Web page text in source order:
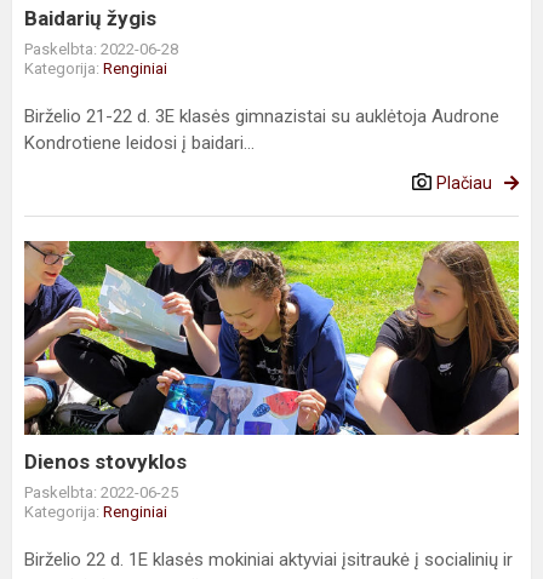
Baidarių žygis
Paskelbta: 2022-06-28
Kategorija: Renginiai
Birželio 21-22 d. 3E klasės gimnazistai su auklėtoja Audrone
Kondrotiene leidosi į baidari...
Plačiau
Dienos
stovyklos
Dienos stovyklos
Paskelbta: 2022-06-25
Kategorija: Renginiai
Birželio 22 d. 1E klasės mokiniai aktyviai įsitraukė į socialinių ir